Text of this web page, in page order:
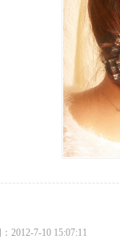
7-10 15:07:11